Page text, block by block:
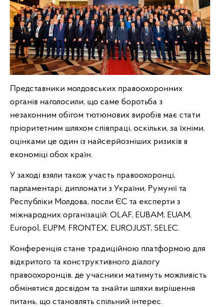
Представники молдовських правоохоронних
органів наголосили, що саме боротьба з
незаконним обігом тютюнових виробів має стати
пріоритетним шляхом співпраці, оскільки, за їхніми,
оцінками це один із найсерйозніших ризиків в
економіці обох країн.
У заході взяли також участь правоохоронці,
парламентарі, дипломати з України, Румунії та
Республіки Молдова, посли ЄС та експерти з
міжнародних організацій: OLAF, EUBAM, EUAM,
Europol, EUPM, FRONTEX, EUROJUST, SELEC.
Конференція стане традиційною платформою для
відкритого та конструктивного діалогу
правоохоронців, де учасники матимуть можливість
обмінятися досвідом та знайти шляхи вирішення
питань, що становлять спільний інтерес.